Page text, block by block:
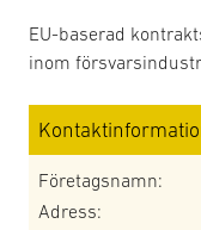
EU-baserad
inom
Företagsnamn:
Adress: